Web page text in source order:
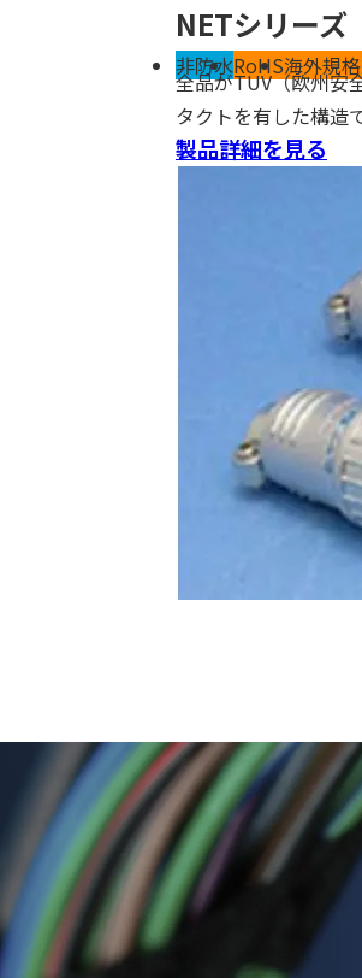
NETシリーズ
非防水RoHS海外規
全品が​TUV（欧州安
タクトを有した構造
製品詳細を見る